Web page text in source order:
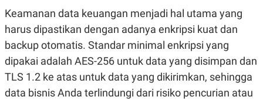
Keamanan data keuangan menjadi hal utama yang
harus dipastikan dengan adanya enkripsi kuat dan
backup otomatis. Standar minimal enkripsi yang
dipakai adalah AES-256 untuk data yang disimpan dan
TLS 1.2 ke atas untuk data yang dikirimkan, sehingga
data bisnis Anda terlindungi dari risiko pencurian atau